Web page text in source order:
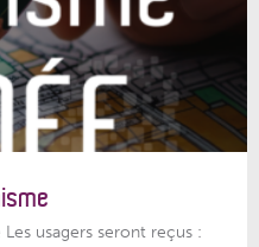
usagers seront reçus :